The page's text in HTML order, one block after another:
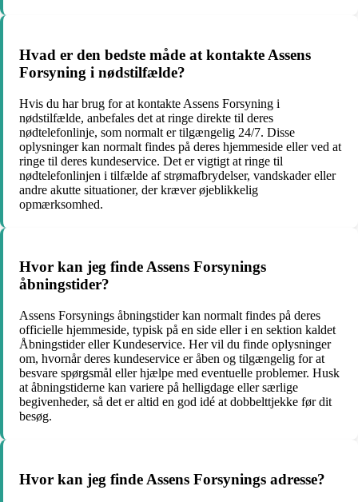
Hvad er den bedste måde at kontakte Assens
Forsyning i nødstilfælde?
Hvis du har brug for at kontakte Assens Forsyning i
nødstilfælde, anbefales det at ringe direkte til deres
nødtelefonlinje, som normalt er tilgængelig 24/7. Disse
oplysninger kan normalt findes på deres hjemmeside eller ved at
ringe til deres kundeservice. Det er vigtigt at ringe til
nødtelefonlinjen i tilfælde af strømafbrydelser, vandskader eller
andre akutte situationer, der kræver øjeblikkelig
opmærksomhed.
Hvor kan jeg finde Assens Forsynings
åbningstider?
Assens Forsynings åbningstider kan normalt findes på deres
officielle hjemmeside, typisk på en side eller i en sektion kaldet
Åbningstider eller Kundeservice. Her vil du finde oplysninger
om, hvornår deres kundeservice er åben og tilgængelig for at
besvare spørgsmål eller hjælpe med eventuelle problemer. Husk
at åbningstiderne kan variere på helligdage eller særlige
begivenheder, så det er altid en god idé at dobbelttjekke før dit
besøg.
Hvor kan jeg finde Assens Forsynings adresse?